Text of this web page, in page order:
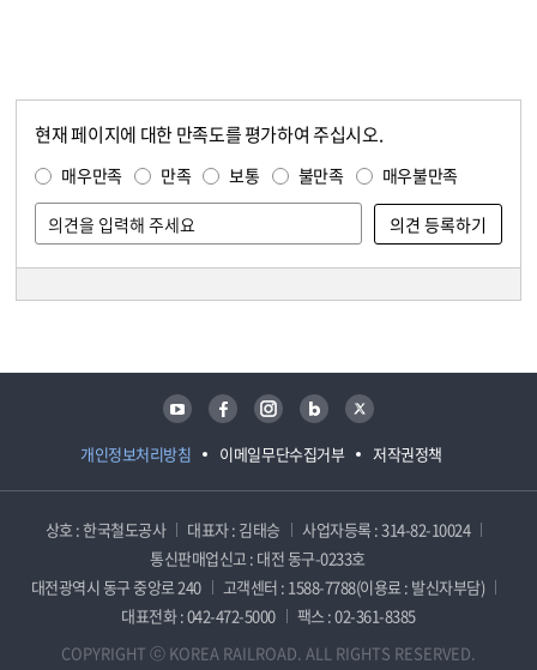
현재 페이지에 대한 만족도를 평가하여 주십시오.
매우만족 만족 보통 불만족 매우불만족
개인정보처리방침 이메일무단수집거부 저작권정책
유튜브 페이스북 인스타그램 블로그 트위터
상호 : 한국철도공사 대표자 : 김태승
사업자등록 : 314-82-10024
통신판매업신고 : 대전 동구-0233호
대전광역시 동구 중앙로 240
고객센터 : 1588-7788(이용료 : 발신자부담)
대표전화 : 042-472-5000
팩스 : 02-361-8385
COPYRIGHT ⓒ KOREA RAILROAD. ALL RIGHTS RESERVED.